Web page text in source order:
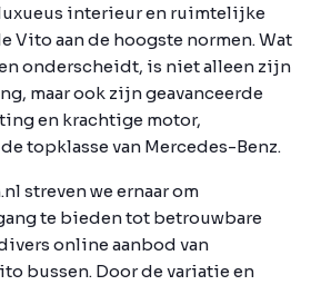
interieur en ruimtelijke
Vito aan de hoogste normen. Wat
onderscheidt, is niet alleen zijn
maar ook zijn geavanceerde
en krachtige motor,
topklasse van Mercedes-Benz.
streven we ernaar om
te bieden tot betrouwbare
online aanbod van
bussen. Door de variatie en